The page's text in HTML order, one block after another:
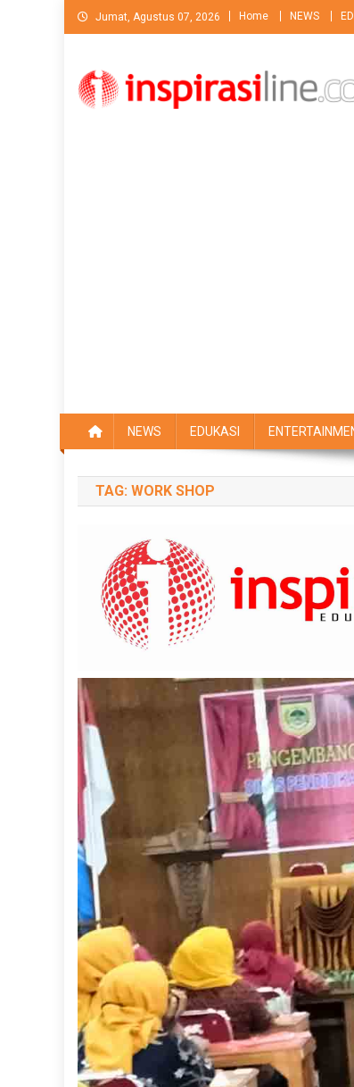
Skip
to
Jumat, Agustus 07, 2026 Home NEWS
NEWS EDUKASI
TAG: WORK SHOP